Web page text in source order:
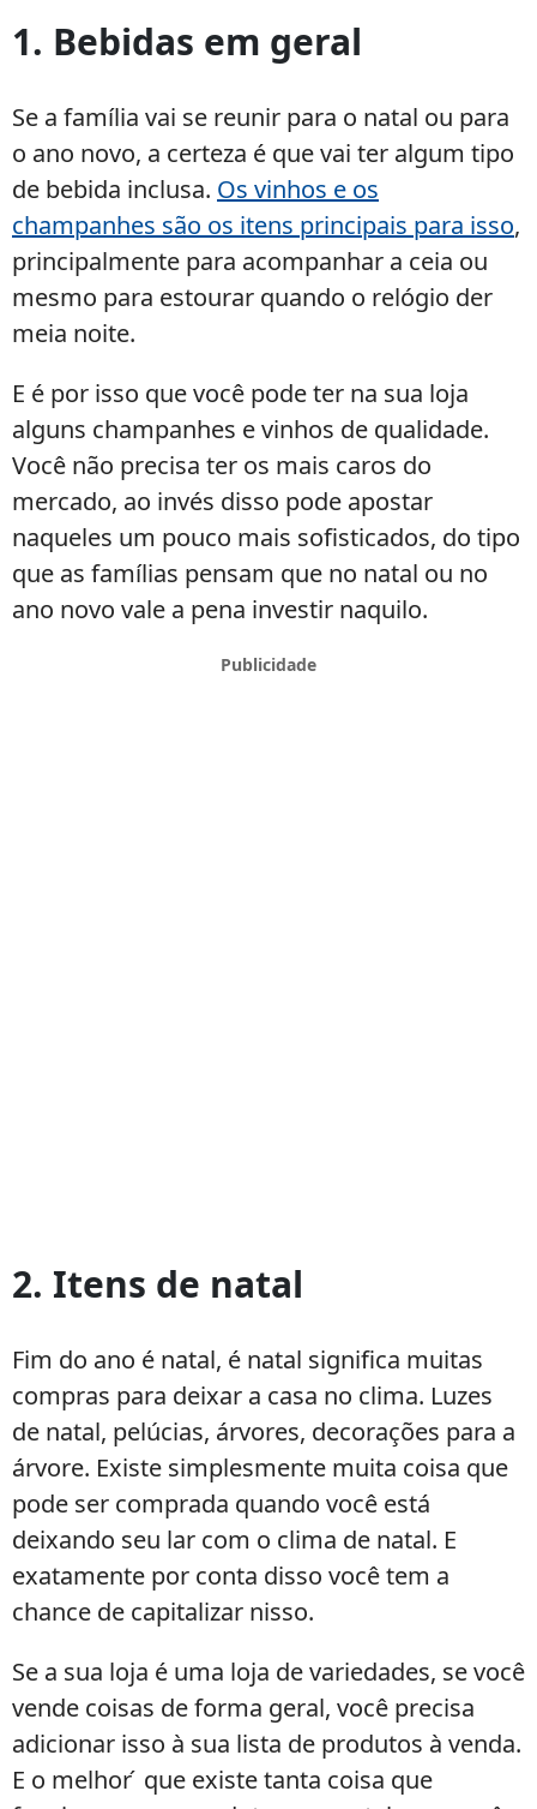
produtos
em
para
na
internet
1. Bebidas em geral
Se a família vai se reunir para o natal ou para
o ano novo, a certeza é que vai ter algum tipo
de bebida inclusa. Os vinhos e os
champanhes são os itens principais para isso,
principalmente para acompanhar a ceia ou
mesmo para estourar quando o relógio der
meia noite.
E é por isso que você pode ter na sua loja
alguns champanhes e vinhos de qualidade.
Você não precisa ter os mais caros do
mercado, ao invés disso pode apostar
naqueles um pouco mais sofisticados, do tipo
que as famílias pensam que no natal ou no
ano novo vale a pena investir naquilo.
2. Itens de natal
Fim do ano é natal, é natal significa muitas
compras para deixar a casa no clima. Luzes
de natal, pelúcias, árvores, decorações para a
árvore. Existe simplesmente muita coisa que
pode ser comprada quando você está
deixando seu lar com o clima de natal. E
exatamente por conta disso você tem a
chance de capitalizar nisso.
Se a sua loja é uma loja de variedades, se você
vende coisas de forma geral, você precisa
adicionar isso à sua lista de produtos à venda.
E o melhor ́ que existe tanta coisa que